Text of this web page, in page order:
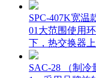
SPC-407K宽温
01大范围使用
下，热交换器
SAC-28 （制冷